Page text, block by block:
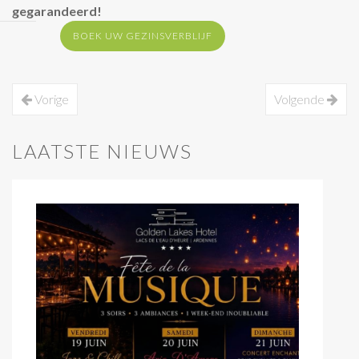
gegarandeerd!
BOEK UW GEZINSVERBLIJF
Vorige Volgende
LAATSTE NIEUWS